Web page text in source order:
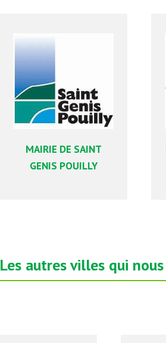
MAIRIE DE SAINT
GENIS POUILLY
Les autres villes qui